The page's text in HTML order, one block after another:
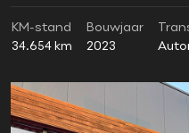
KM-stand
34.654 km
Bouwjaar
2023